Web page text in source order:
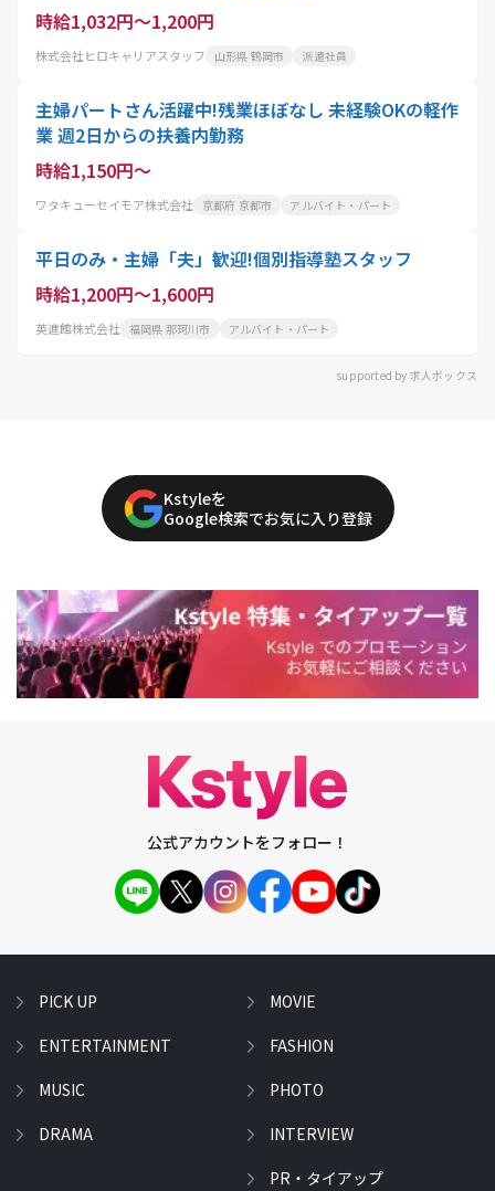
時給1,032円～1,200円
株式会社ヒロキャリアスタッフ 山形県 鶴岡市 派遣社員
主婦パートさん活躍中!残業ほぼなし 未経験OKの軽作
業 週2日からの扶養内勤務
時給1,150円～
ワタキューセイモア株式会社 京都府 京都市 アルバイト・パート
平日のみ・主婦「夫」歓迎!個別指導塾スタッフ
時給1,200円～1,600円
英進館株式会社 福岡県 那珂川市 アルバイト・パート
supported by 求人ボックス
Kstyleを
Google検索でお気に入り登録
公式アカウントをフォロー！
PICK UP
ENTERTAINMENT
MUSIC
DRAMA
MOVIE
FASHION
PHOTO
INTERVIEW
PR・タイアップ